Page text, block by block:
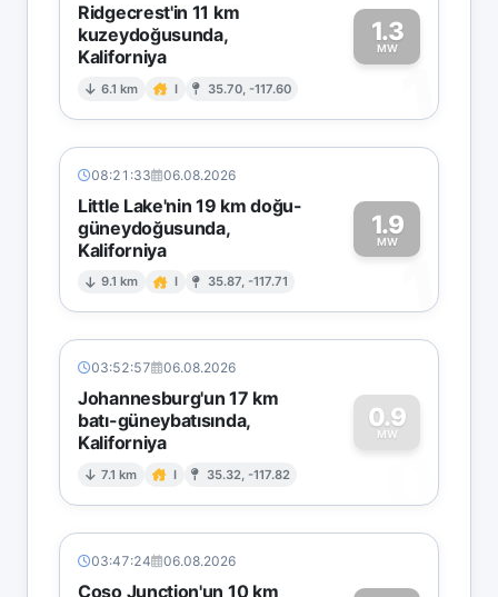
Ridgecrest'in 11 km
kuzeydoğusunda,
Kaliforniya
6.1 km I 35.70, -117.60
1.3
MW
1
08:21:33 06.08.2026
Little Lake'nin 19 km doğu-
güneydoğusunda,
Kaliforniya
9.1 km I 35.87, -117.71
1.9
MW
1
03:52:57 06.08.2026
Johannesburg'un 17 km
batı-güneybatısında,
Kaliforniya
7.1 km I 35.32, -117.82
0.9
MW
0
03:47:24 06.08.2026
Coso Junction'un 10 km